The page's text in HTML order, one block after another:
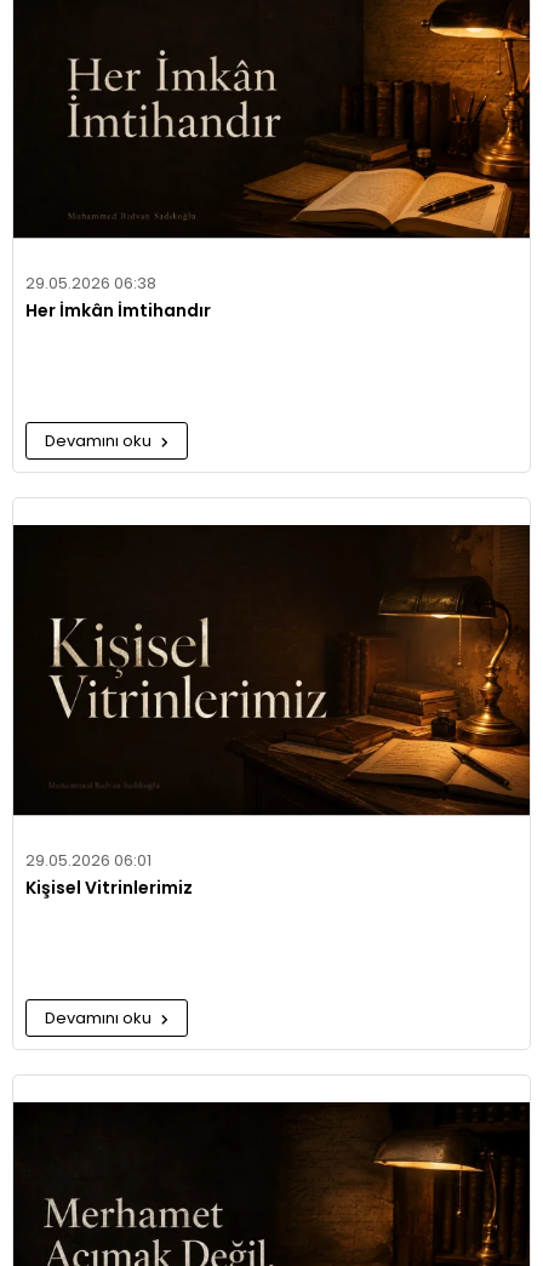
29.05.2026 06:38
Her İmkân İmtihandır
Devamını oku
29.05.2026 06:01
Kişisel Vitrinlerimiz
Devamını oku